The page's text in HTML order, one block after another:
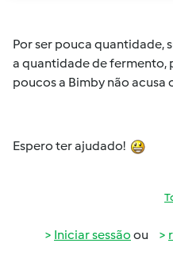
Por ser pouca quantidade,
a quantidade de fermento,
poucos a Bimby não acusa
Espero ter ajudado!
Iniciar sessão ou